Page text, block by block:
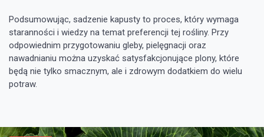
Podsumowując, sadzenie kapusty to proces, który wymaga
staranności i wiedzy na temat preferencji tej rośliny. Przy
odpowiednim przygotowaniu gleby, pielęgnacji oraz
nawadnianiu można uzyskać satysfakcjonujące plony, które
będą nie tylko smacznym, ale i zdrowym dodatkiem do wielu
potraw.